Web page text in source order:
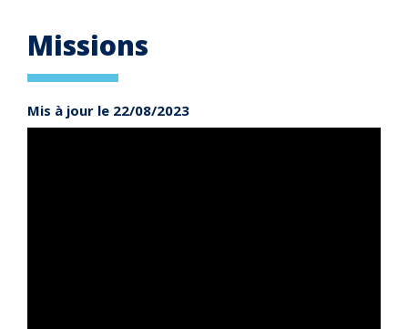
Missions
Mis à jour le 22/08/2023